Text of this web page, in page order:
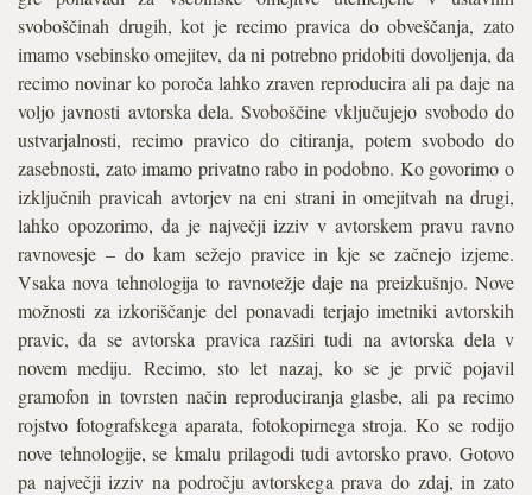
svoboščinah drugih, kot je recimo pravica do obveščanja, zato
imamo vsebinsko omejitev, da ni potrebno pridobiti dovoljenja, da
recimo novinar ko poroča lahko zraven reproducira ali pa daje na
voljo javnosti avtorska dela. Svoboščine vključujejo svobodo do
ustvarjalnosti, recimo pravico do citiranja, potem svobodo do
zasebnosti, zato imamo privatno rabo in podobno. Ko govorimo o
izključnih pravicah avtorjev na eni strani in omejitvah na drugi,
lahko opozorimo, da je največji izziv v avtorskem pravu ravno
ravnovesje – do kam sežejo pravice in kje se začnejo izjeme.
Vsaka nova tehnologija to ravnotežje daje na preizkušnjo. Nove
možnosti za izkoriščanje del ponavadi terjajo imetniki avtorskih
pravic, da se avtorska pravica razširi tudi na avtorska dela v
novem mediju. Recimo, sto let nazaj, ko se je prvič pojavil
gramofon in tovrsten način reproduciranja glasbe, ali pa recimo
rojstvo fotografskega aparata, fotokopirnega stroja. Ko se rodijo
nove tehnologije, se kmalu prilagodi tudi avtorsko pravo. Gotovo
pa največji izziv na področju avtorskega prava do zdaj, in zato